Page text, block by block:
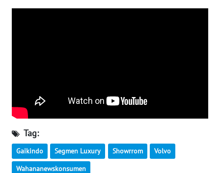
Tag:
Gaikindo Segmen Luxury Showrrom Volvo
Wahananewskonsumen
SULTENG
WN